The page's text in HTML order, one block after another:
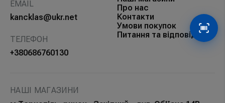
EMAIL
kancklas@ukr.net
ТЕЛЕФОН
+380686760130
Про нас
Контакти
Умови покупок
Питання та відповіді
НАШІ МАГАЗИНИ